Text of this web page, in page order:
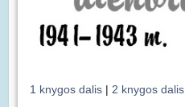
1 knygos dalis | 2 knygos dalis